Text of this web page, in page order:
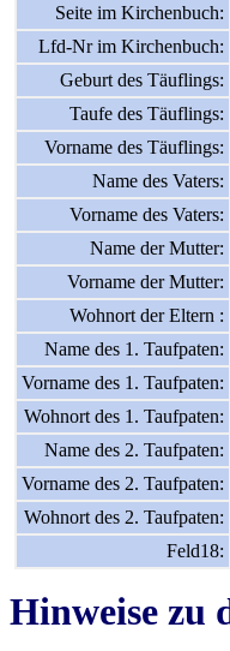
Seite im Kirchenbuch:
Lfd-Nr im Kirchenbuch:
Geburt des Täuflings:
Taufe des Täuflings:
Vorname des Täuflings:
Name des Vaters:
Vorname des Vaters:
Name der Mutter:
Vorname der Mutter:
Wohnort der Eltern :
Name des 1. Taufpaten:
Vorname des 1. Taufpaten:
Wohnort des 1. Taufpaten:
Name des 2. Taufpaten:
Vorname des 2. Taufpaten:
Wohnort des 2. Taufpaten:
Feld18:
Hinweise zu